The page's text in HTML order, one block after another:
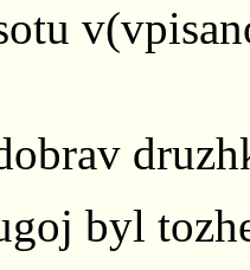
byl